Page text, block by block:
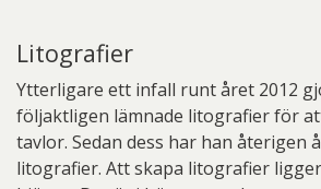
Litografier
Ytterligare ett infall runt året 2012
följaktligen lämnade litografier för
tavlor. Sedan dess har han återigen
litografier. Att skapa litografier